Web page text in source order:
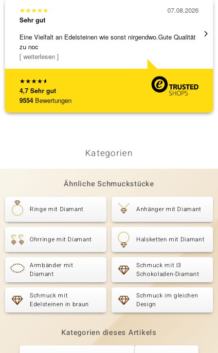
★★★★★
4,7 Sehr gut
9554 Bewertungen
★★★★★
Sehr gut
Eine Vielfalt an Edelsteinen wie sonst nirgendwo.Gute Qualität
zu noc
[ weiterlesen ]
07.08.2026
Alles
Kategorien
Ähnliche Schmuckstücke
Ringe mit Diamant Anhänger mit Diamant
Ohrringe mit Diamant Halsketten mit Diamant
Armbänder mit
Diamant
Schmuck mit I3
Schokoladen-Diamant
Schmuck mit
Edelsteinen in braun
Schmuck im gleichen
Design
Kategorien dieses Artikels